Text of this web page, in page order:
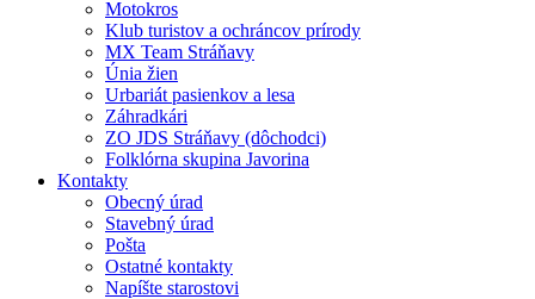
Motokros
Klub turistov a ochráncov prírody
MX Team Stráňavy
Únia žien
Urbariát pasienkov a lesa
Záhradkári
ZO JDS Stráňavy (dôchodci)
Folklórna skupina Javorina
Kontakty
Obecný úrad
Stavebný úrad
Pošta
Ostatné kontakty
Napíšte starostovi